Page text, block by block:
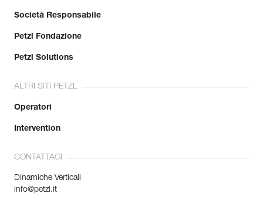
Società Responsabile
Petzl Fondazione
Petzl Solutions
ALTRI SITI PETZL
Operatori
Intervention
CONTATTACI
Dinamiche Verticali
info@petzl.it